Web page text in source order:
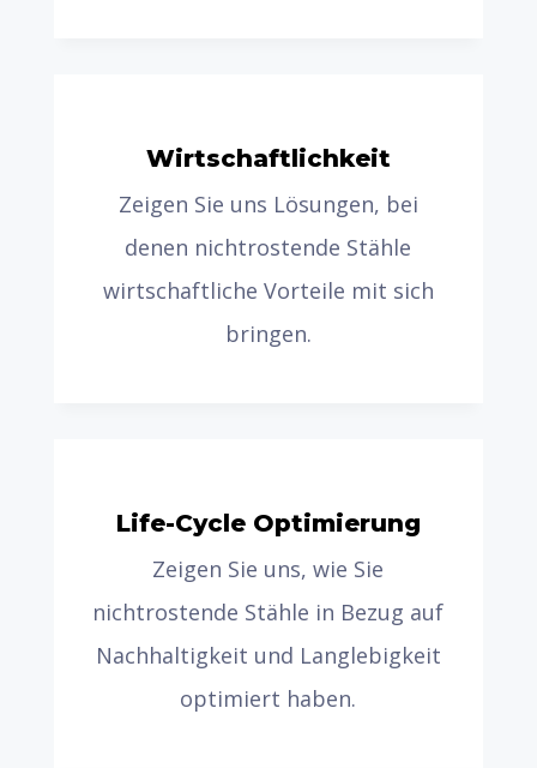
Wirtschaftlichkeit
Zeigen Sie uns Lösungen, bei
denen nichtrostende Stähle
wirtschaftliche Vorteile mit sich
bringen.
Life-Cycle Optimierung
Zeigen Sie uns, wie Sie
nichtrostende Stähle in Bezug auf
Nachhaltigkeit und Langlebigkeit
optimiert haben.